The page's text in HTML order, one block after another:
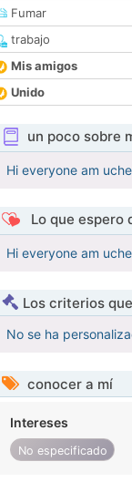
Fumar
trabajo
Mis amigos
Unido
un poco sobre
Hi everyone am
Lo que espero
Hi everyone am
Los criterios
No se ha
conocer a mí
Intereses
No especificado